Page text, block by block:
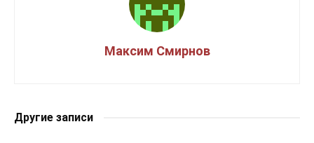
Максим Смирнов
Другие записи